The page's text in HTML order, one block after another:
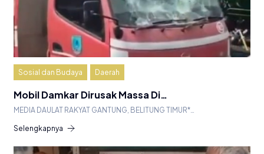
Sosial dan Budaya Daerah
Mobil Damkar Dirusak Massa Di…
MEDIA DAULAT RAKYAT GANTUNG, BELITUNG TIMUR*…
Selengkapnya